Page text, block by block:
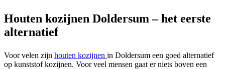
Houten kozijnen Doldersum – het eerste
alternatief
Voor velen zijn houten kozijnen in Doldersum een goed alternatief
op kunststof kozijnen. Voor veel mensen gaat er niets boven een